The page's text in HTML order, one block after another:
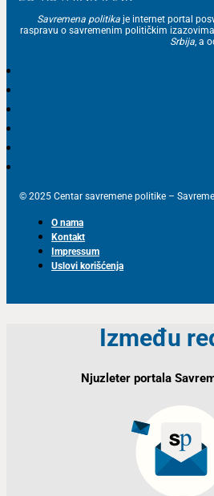
Savremena politika je internet portal
raspravu o savremenim političkim
Srbija, a
© 2025 Centar savremene politike –
O nama
Kontakt
Impressum
Uslovi korišćenja
Između
Njuzleter portala